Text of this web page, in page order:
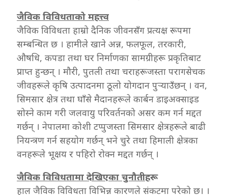
जैविक विविधताको महत्त्व
जैविक विविधता हाम्रो दैनिक जीवनसँग प्रत्यक्ष रूपमा
सम्बन्धित छ । हामीले खाने अन्न, फलफूल, तरकारी,
औषधि, कपडा तथा घर निर्माणका सामग्रीहरू प्रकृतिबाट
प्राप्त हुन्छन् । मौरी, पुतली तथा चराहरूजस्ता परागसेचक
जीवहरूले कृषि उत्पादनमा ठूलो योगदान पुर्‍याउँछन् । वन,
सिमसार क्षेत्र तथा घाँसे मैदानहरूले कार्बन डाइअक्साइड
सोस्ने काम गरी जलवायु परिवर्तनको असर कम गर्न मद्दत
गर्छन् । नेपालमा कोशी टप्पुजस्ता सिमसार क्षेत्रहरूले बाढी
नियन्त्रण गर्न सहयोग गर्छन् भने चुरे तथा हिमाली क्षेत्रका
वनहरूले भूक्षय र पहिरो रोक्न मद्दत गर्छन् ।
जैविक विविधतामा देखिएका चुनौतीहरू
हाल जैविक विविधता विभिन्न कारणले संकटमा परेको छ। ।